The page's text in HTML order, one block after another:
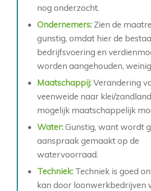
nog onderzocht.
Ondernemers:Zien de
gunstig, omdat hier de
bedrijfsvoering en
worden aangehouden,
Maatschappij:Verandering
veenweide naar klei/
mogelijk maatschappelijk
Water:Gunstig, want wordt
aanspraak gemaakt op de
watervoorraad.
Techniek: Techniek is goed
kan door loonwerkbedrijven